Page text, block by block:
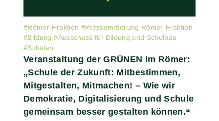
#Römer-Fraktion #Pressemitteilung Römer-Fraktion
#Bildung #Ausschuss für Bildung und Schulbau
#Schulen
Veranstaltung der GRÜNEN im Römer:
„Schule der Zukunft: Mitbestimmen,
Mitgestalten, Mitmachen! – Wie wir
Demokratie, Digitalisierung und Schule
gemeinsam besser gestalten können.“